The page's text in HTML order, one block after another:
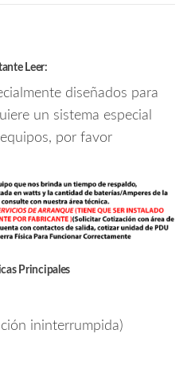
Leer:
diseñados para
un sistema especial
por favor
Principales
ininterrumpida)